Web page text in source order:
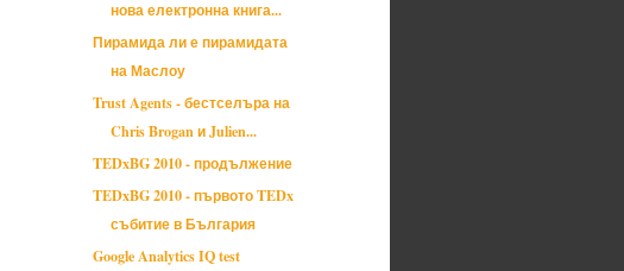
нова електронна книга...
Пирамида ли е пирамидата
на Маслоу
Trust Agents - бестселъра на
Chris Brogan и Julien...
TEDxBG 2010 - продължение
TEDxBG 2010 - първото TEDx
събитие в България
Google Analytics IQ test